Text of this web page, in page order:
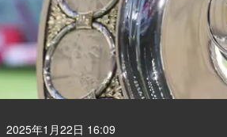
2025年1月22日 16:09